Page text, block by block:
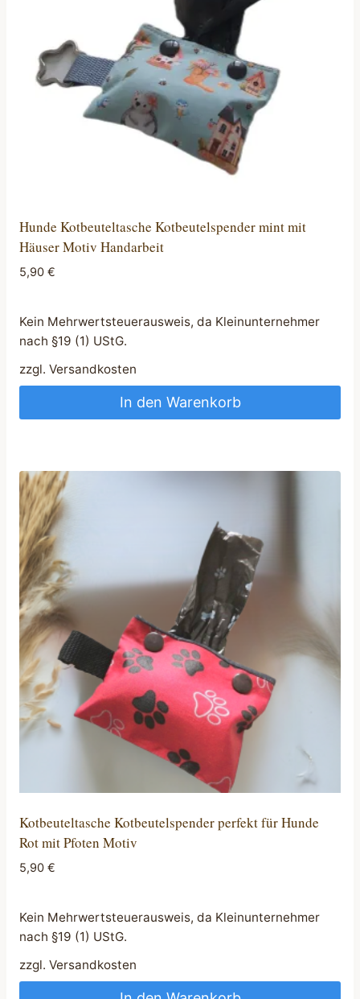
Hunde Kotbeuteltasche Kotbeutelspender mint mit
Häuser Motiv Handarbeit
5,90 €
Kein Mehrwertsteuerausweis, da Kleinunternehmer
nach §19 (1) UStG.
zzgl. Versandkosten
In den Warenkorb
Kotbeuteltasche Kotbeutelspender perfekt für Hunde
Rot mit Pfoten Motiv
5,90 €
Kein Mehrwertsteuerausweis, da Kleinunternehmer
nach §19 (1) UStG.
zzgl. Versandkosten